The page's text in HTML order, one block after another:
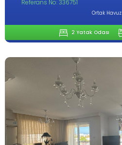
Referans No: 336751
Ortak Havuz
2 Yatak Odası